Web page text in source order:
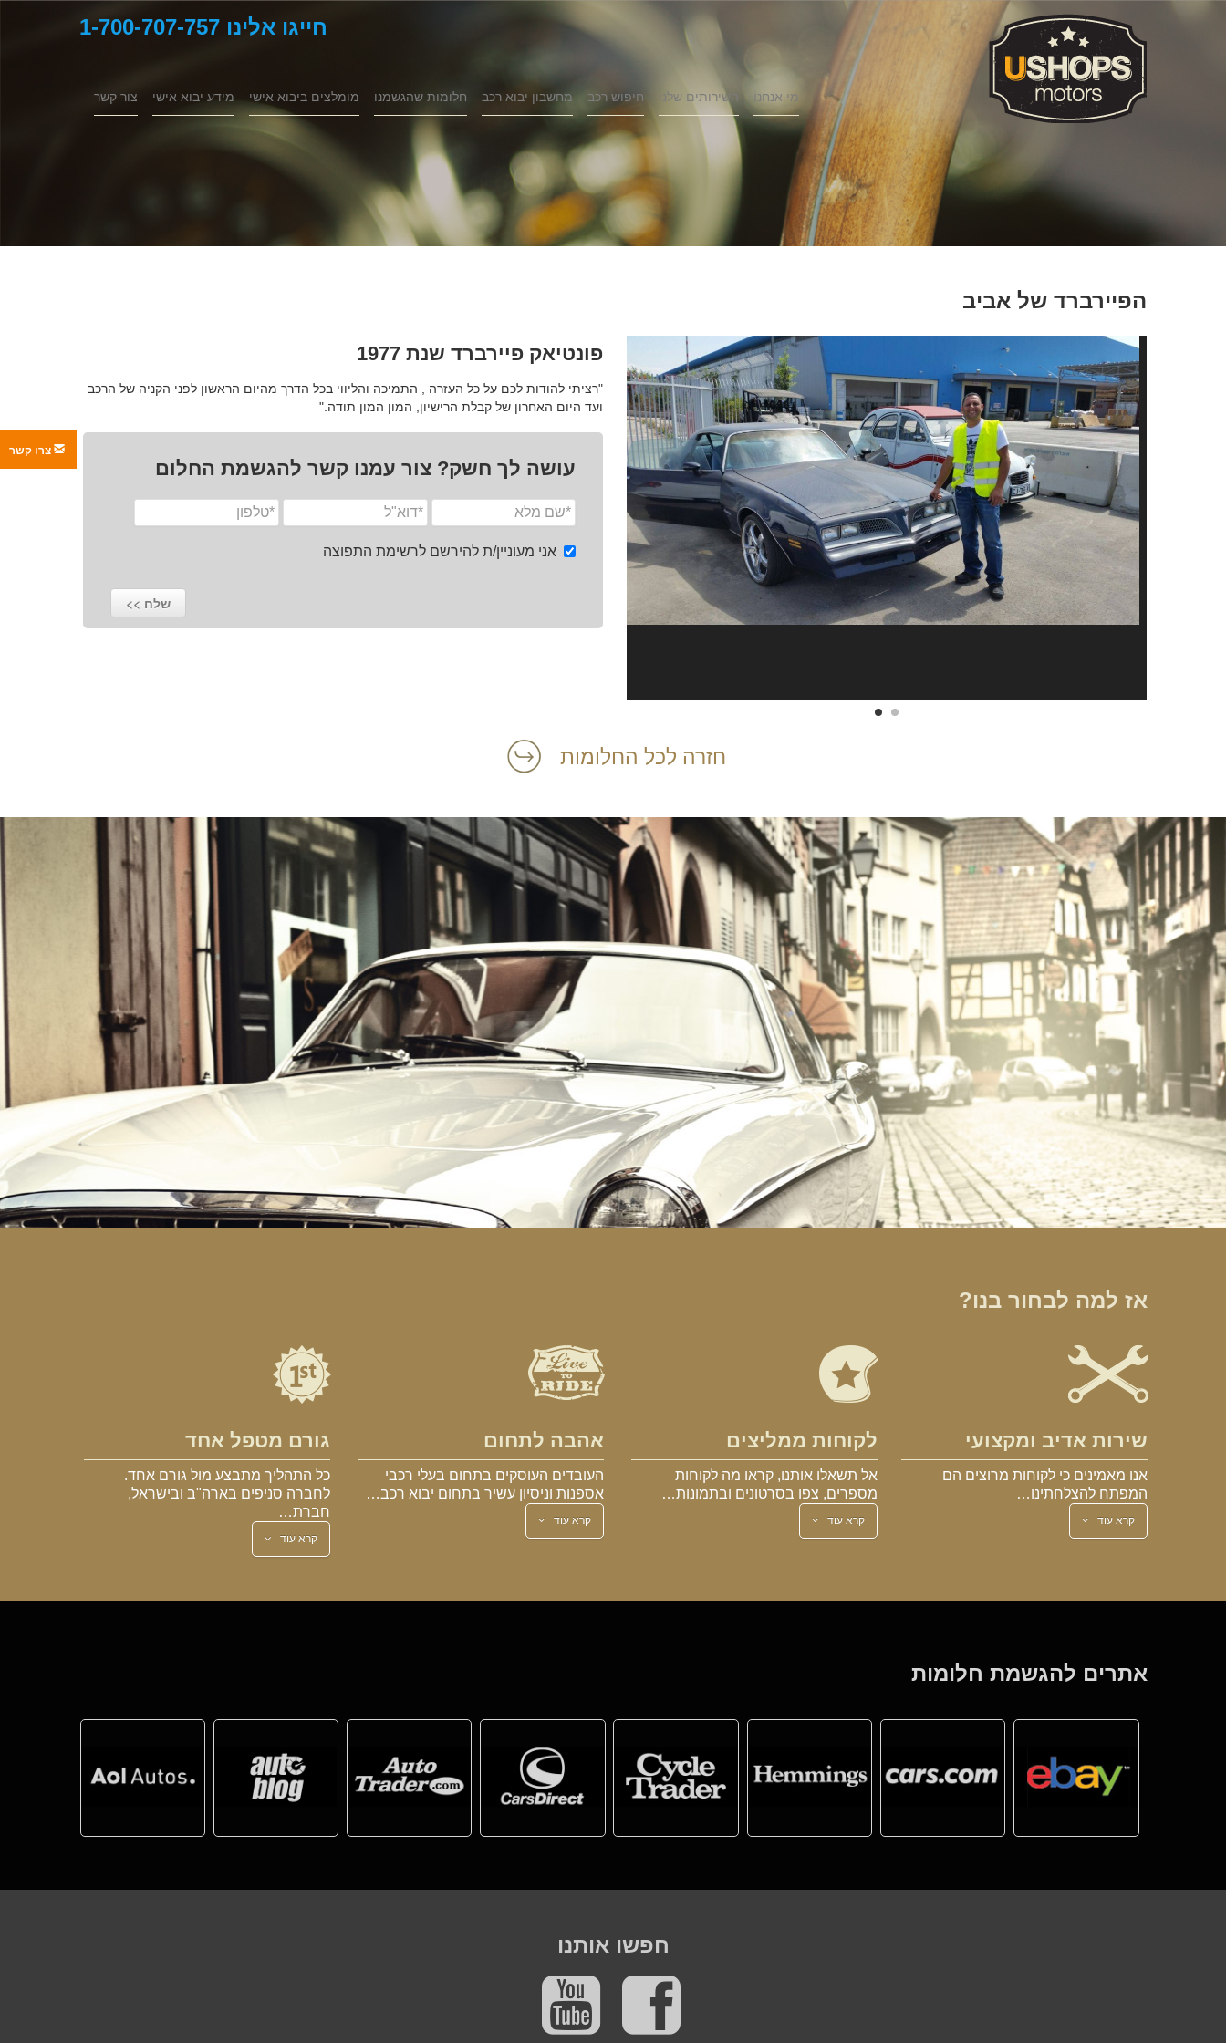
חייגו אלינו 1-700-707-757
מי אנחנו השירותים שלנו חיפוש רכב מחשבון יבוא רכב חלומות שהגשמנו מומלצים ביבוא אישי מידע יבוא אישי צור קשר
הפיירברד של אביב
פונטיאק פיירברד שנת 1977
"רציתי להודות לכם על כל העזרה , התמיכה והליווי בכל הדרך מהיום הראשון לפני הקניה של הרכב
ועד היום האחרון של קבלת הרישיון, המון המון תודה."
עושה לך חשק? צור עמנו קשר להגשמת החלום
אני מעוניין/ת להירשם לרשימת התפוצה
חזרה לכל החלומות
אז למה לבחור בנו?
שירות אדיב ומקצועי
אנו מאמינים כי לקוחות מרוצים הם
המפתח להצלחתינו…
קרא עוד
לקוחות ממליצים
אל תשאלו אותנו, קראו מה לקוחות
מספרים, צפו בסרטונים ובתמונות…
קרא עוד
אהבה לתחום
העובדים העוסקים בתחום בעלי רכבי
אספנות וניסיון עשיר בתחום יבוא רכב…
קרא עוד
גורם מטפל אחד
כל התהליך מתבצע מול גורם אחד.
לחברה סניפים בארה"ב ובישראל,
חברת…
קרא עוד
אתרים להגשמת חלומות
חפשו אותנו
צרו קשר
הרכב הוא האהבה הראשונה שלך?
במקום לקבל שטויות במייל, הירשם ותתחיל לקבל מאיתנו אהבה מוטורית